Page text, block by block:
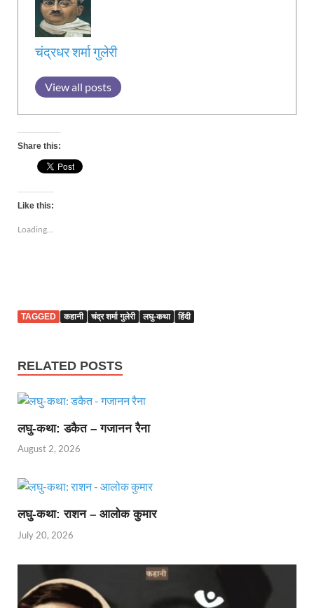
चंद्रधर शर्मा गुलेरी
View all posts
Share this:
Like this:
Loading...
TAGGED कहानी चंद्र शर्मा गुलेरी लघु-कथा हिंदी
RELATED POSTS
लघु-कथा: डकैत – गजानन रैना
August 2, 2026
लघु-कथा: राशन – आलोक कुमार
July 20, 2026